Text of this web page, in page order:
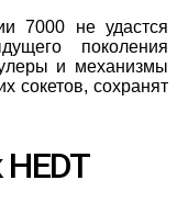
7000 не удастся
поколения
и механизмы
сокетов, сохранят